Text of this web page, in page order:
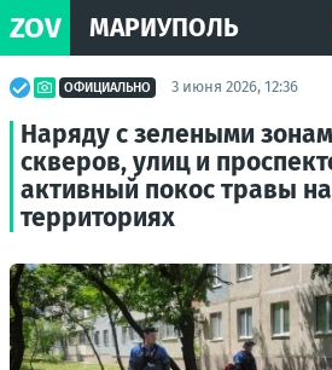
ZOV МАРИУПОЛЬ
ОФИЦИАЛЬНО 3 июня 2026, 12:36
Наряду с зелеными
скверов, улиц и
активный покос травы
территориях